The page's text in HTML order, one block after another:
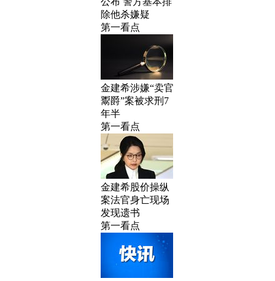
除他杀嫌疑
第一看点
金建希涉嫌“卖官
鬻爵”案被求刑7
年半
第一看点
金建希股价操纵
案法官身亡现场
发现遗书
第一看点